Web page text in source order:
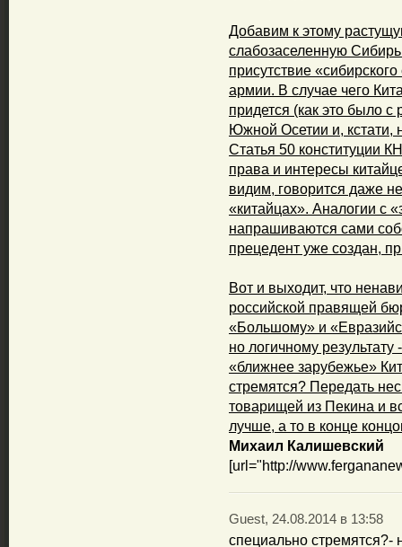
Добавим к этому
слабозаселенную
присутствие
армии. В случае чего
придется (как это было
Южной Осетии и, кстати,
Статья 50 конституции
права и интересы
видим, говорится даже
«китайцах». Аналогии с
напрашиваются сами
прецедент уже создан,
Вот и выходит, что
российской правящей
«Большому» и
но логичному
«ближнее зарубежье»
стремятся? Передать
товарищей из Пекина и
лучше, а то в конце
Михаил Калишевский
[url="http://
Guest, 24.08.2014 в 13:58
специально стремятся?-